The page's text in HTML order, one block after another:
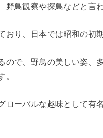
野鳥観察や探鳥などと言
おり、日本では昭和の初
ので、野鳥の美しい姿、
。
ローバルな趣味として有